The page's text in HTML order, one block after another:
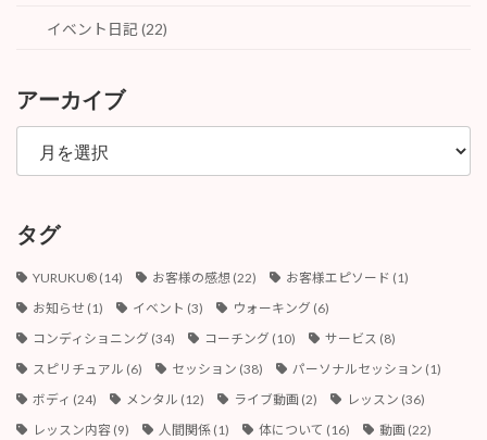
イベント日記 (22)
アーカイブ
ア
カ
ブ
タグ
YURUKU®︎(14) お客様の感想(22) お客様エピソード (1)
お知らせ (1) イベント (3) ウォーキング (6)
コンディショニング (34) コーチング (10) サービス (8)
スピリチュアル (6) セッション (38) パーソナルセッション (1)
ボディ (24) メンタル (12) ライブ動画 (2) レッスン (36)
レッスン内容(9) 人間関係(1) 体について (16) 動画 (22)